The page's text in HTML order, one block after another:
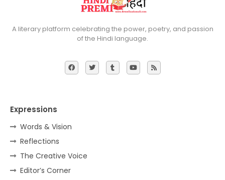
A literary platform celebrating the power, poetry, and passion
of the Hindi language.
Expressions
Words & Vision
Reflections
The Creative Voice
Editor’s Corner